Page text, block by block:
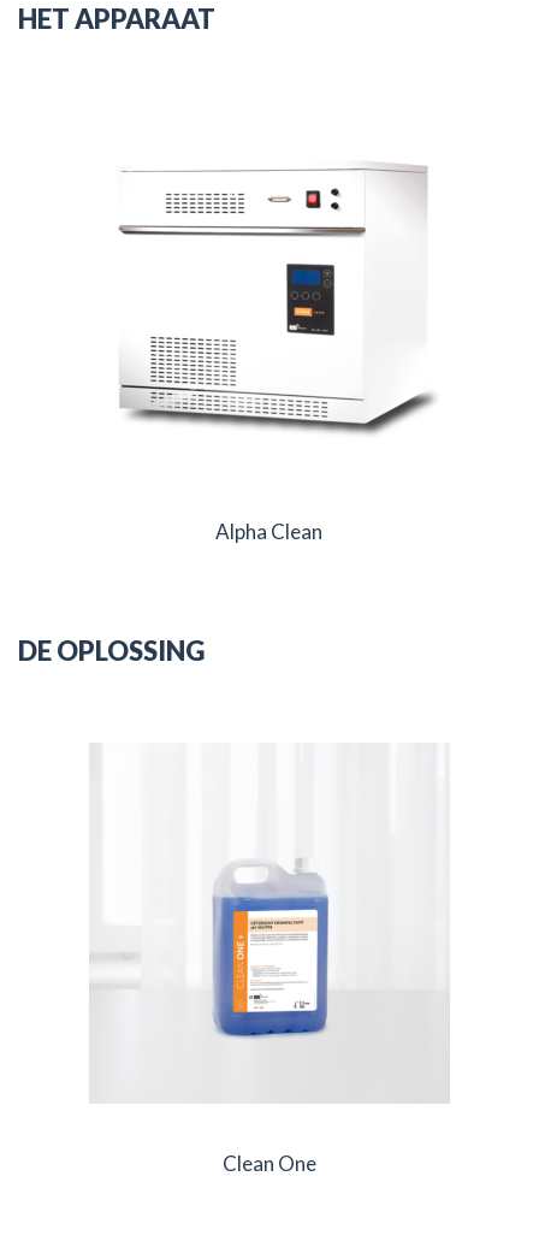
HET APPARAAT
Alpha Clean
DE OPLOSSING
Clean One